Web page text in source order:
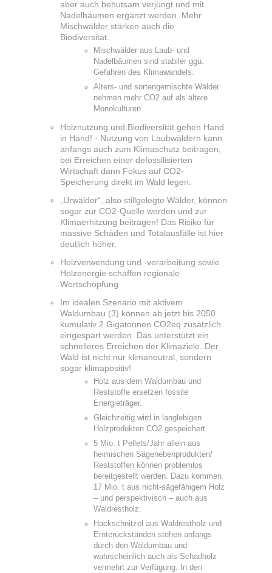
aber auch behutsam verjüngt und mit
Nadelbäumen ergänzt werden. Mehr
Mischwälder stärken auch die
Biodiversität.
Mischwälder aus Laub- und
Nadelbäumen sind stabiler ggü.
Gefahren des Klimawandels.
Alters- und sortengemischte Wälder
nehmen mehr CO2 auf als ältere
Monokulturen.
Holznutzung und Biodiversität gehen Hand
in Hand! · Nutzung von Laubwäldern kann
anfangs auch zum Klimaschutz beitragen,
bei Erreichen einer defossilisierten
Wirtschaft dann Fokus auf CO2-
Speicherung direkt im Wald legen.
„Urwälder“, also stillgelegte Wälder, können
sogar zur CO2-Quelle werden und zur
Klimaerhitzung beitragen! Das Risiko für
massive Schäden und Totalausfälle ist hier
deutlich höher.
Holzverwendung und -verarbeitung sowie
Holzenergie schaffen regionale
Wertschöpfung
Im idealen Szenario mit aktivem
Waldumbau (3) können ab jetzt bis 2050
kumulativ 2 Gigatonnen CO2eq zusätzlich
eingespart werden. Das unterstützt ein
schnelleres Erreichen der Klimaziele. Der
Wald ist nicht nur klimaneutral, sondern
sogar klimapositiv!
Holz aus dem Waldumbau und
Reststoffe ersetzen fossile
Energieträger.
Gleichzeitig wird in langlebigen
Holzprodukten CO2 gespeichert.
5 Mio. t Pellets/Jahr allein aus
heimischen Sägenebenprodukten/
Reststoffen können problemlos
bereitgestellt werden. Dazu kommen
17 Mio. t aus nicht-sägefähigem Holz
– und perspektivisch – auch aus
Waldrestholz.
Hackschnitzel aus Waldrestholz und
Ernterückständen stehen anfangs
durch den Waldumbau und
wahrscheinlich auch als Schadholz
vermehrt zur Verfügung. In den